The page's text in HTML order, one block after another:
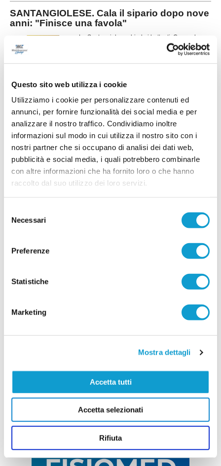
Questo sito web utilizza i cookie
Utilizziamo i cookie per personalizzare contenuti ed
annunci, per fornire funzionalità dei social media e per
analizzare il nostro traffico. Condividiamo inoltre
informazioni sul modo in cui utilizza il nostro sito con i
nostri partner che si occupano di analisi dei dati web,
pubblicità e social media, i quali potrebbero combinarle
con altre informazioni che ha fornito loro o che hanno
raccolto dal suo utilizzo dei loro servizi.
delNecessari
Preferenze
Statistiche
Marketing
Mostra dettagli
Accetta tutti
Accetta selezionati
Rifiuta
SANTANGIOLESE. Cala il sipario dopo nove
anni: "Finisce una favola"
La Santangiolese chiude i battenti. Con un lungo
e toccante messaggio la società ha annunciato la
fine della propria avventura, mettendo la parola
fine a una storia iniziata il 7 aprile 2017 e
salutiamo soltanto una squad...leggi
21/06/2026
Vai all'edizione provinciale